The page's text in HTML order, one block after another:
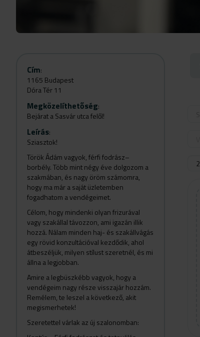
Cím:
1165 Budapest
Dóra Tér 11
Megközelíthetőség:
Bejárat a Sasvár utca felől!
Leírás:
Sziasztok!
Török Ádám vagyok, férfi fodrász–
borbély. Több mint négy éve dolgozom a
szakmában, és nagy öröm számomra,
hogy ma már a saját üzletemben
fogadhatom a vendégeimet.
Célom, hogy mindenki olyan frizurával
vagy szakállal távozzon, ami igazán illik
hozzá. Nálam minden haj- és szakállvágás
egy rövid konzultációval kezdődik, ahol
átbeszéljük, milyen stílust szeretnél, és mi
állna a legjobban.
Amire a legbüszkébb vagyok, hogy a
vendégeim nagy része visszajár hozzám.
Remélem, te leszel a következő, akit
megismerhetek!
Szeretettel várlak az új szalonomban: